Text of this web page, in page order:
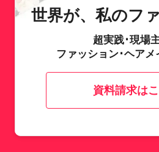
世界が、私のフ
超実践･現場
ファッション･ヘアメ
資料請求は